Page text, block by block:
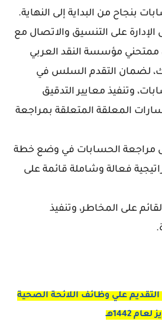
بنجاح من البداية إلى النهاية.
على التنسيق والاتصال مع
ممتحني مؤسسة النقد العربي
لضمان التقدم السلس في
وتنفيذ معايير التدقيق
المعلقة المتعلقة بمراجعة
مراجعة الحسابات في وضع خطة
فعالة وشاملة قائمة على
على المخاطر، وتنفيذ
علي وظائف اللائحة الصحية
1442هـ